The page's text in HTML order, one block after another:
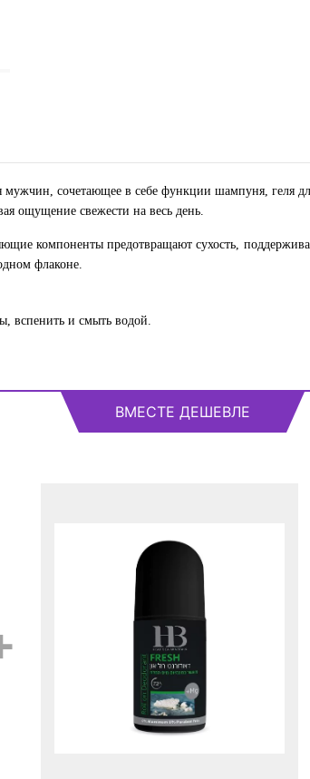
мужчин, сочетающее в себе функции шампуня,
ощущение свежести на весь день.
компоненты предотвращают сухость,
флаконе.
вспенить и смыть водой.
ВМЕСТЕ ДЕШЕВЛЕ